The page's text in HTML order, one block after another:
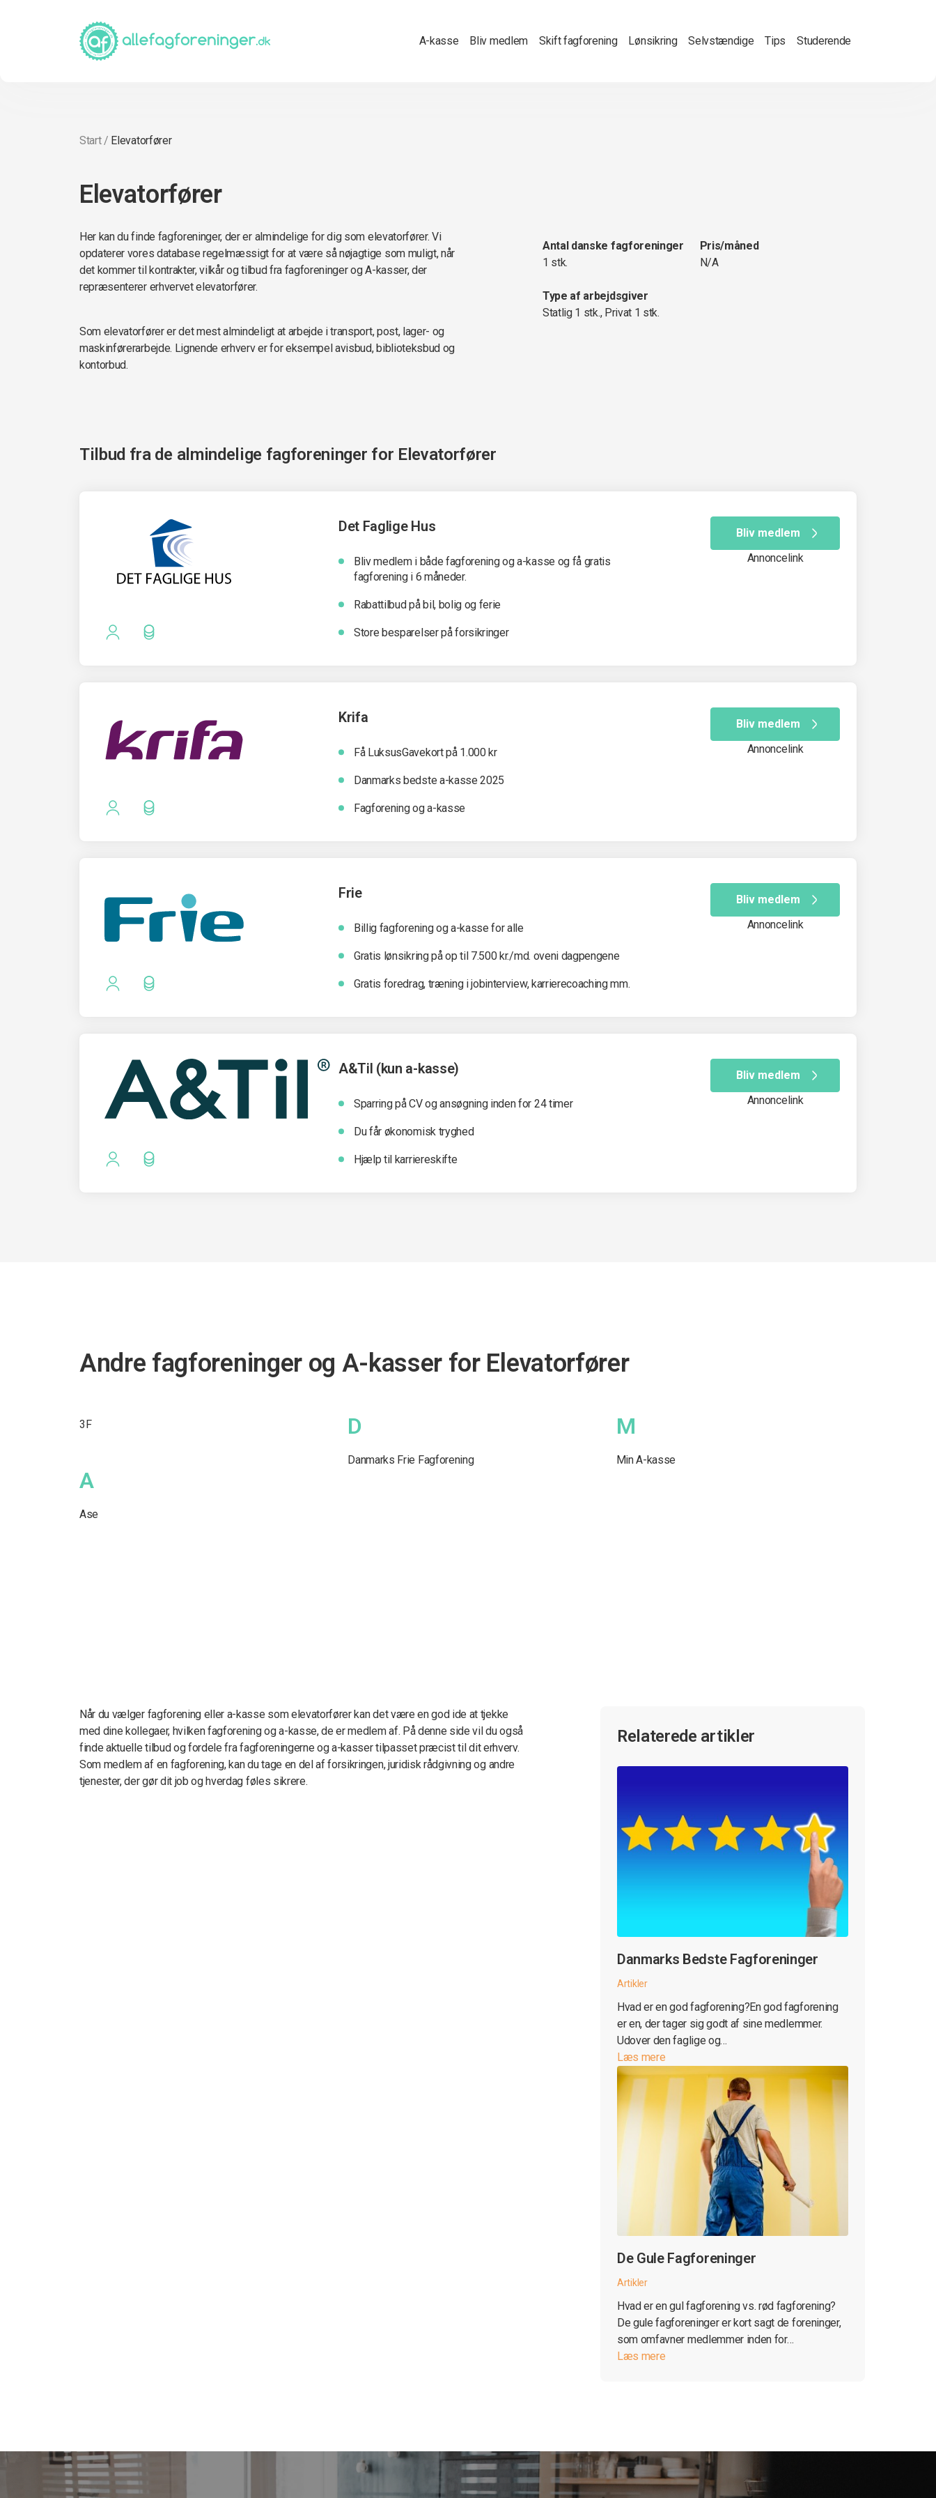
A-kasse Bliv medlem Skift fagforening Lønsikring Selvstændige Tips Studerende
Start/ Elevatorfører
Elevatorfører
Her kan du finde fagforeninger, der er almindelige for dig som elevatorfører. Vi
opdaterer vores database regelmæssigt for at være så nøjagtige som muligt, når
det kommer til kontrakter, vilkår og tilbud fra fagforeninger og A-kasser, der
repræsenterer erhvervet elevatorfører.
Som elevatorfører er det mest almindeligt at arbejde i transport, post, lager- og
maskinførerarbejde. Lignende erhverv er for eksempel avisbud, biblioteksbud og
kontorbud.
Antal danske fagforeninger
1 stk.
Pris/måned
N/A
Type af arbejdsgiver
Statlig 1 stk., Privat 1 stk.
Tilbud fra de almindelige fagforeninger for Elevatorfører
Det Faglige Hus
Bliv medlem i både fagforening og a-kasse og få gratis
fagforening i 6 måneder.
Rabattilbud på bil, bolig og ferie
Store besparelser på forsikringer
Bliv medlem
Annoncelink
Krifa
Få LuksusGavekort på 1.000 kr
Danmarks bedste a-kasse 2025
Fagforening og a-kasse
Bliv medlem
Annoncelink
Frie
Billig fagforening og a-kasse for alle
Gratis lønsikring på op til 7.500 kr./md. oveni dagpengene
Gratis foredrag, træning i jobinterview, karrierecoaching mm.
Bliv medlem
Annoncelink
A&Til (kun a-kasse)
Sparring på CV og ansøgning inden for 24 timer
Du får økonomisk tryghed
Hjælp til karriereskifte
Bliv medlem
Annoncelink
Andre fagforeninger og A-kasser for Elevatorfører
3F
A
Ase
D
Danmarks Frie Fagforening
M
Min A-kasse
Når du vælger fagforening eller a-kasse som elevatorfører kan det være en god ide at tjekke
med dine kollegaer, hvilken fagforening og a-kasse, de er medlem af. På denne side vil du også
finde aktuelle tilbud og fordele fra fagforeningerne og a-kasser tilpasset præcist til dit erhverv.
Som medlem af en fagforening, kan du tage en del af forsikringen, juridisk rådgivning og andre
tjenester, der gør dit job og hverdag føles sikrere.
Relaterede artikler
Danmarks Bedste Fagforeninger
Artikler
Hvad er en god fagforening?En god fagforening
er en, der tager sig godt af sine medlemmer.
Udover den faglige og…
Læs mere
De Gule Fagforeninger
Artikler
Hvad er en gul fagforening vs. rød fagforening?
De gule fagforeninger er kort sagt de foreninger,
som omfavner medlemmer inden for…
Læs mere